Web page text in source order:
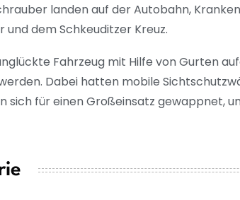
landen auf der Autobahn,
dem Schkeuditzer Kreuz.
Fahrzeug mit Hilfe von Gurten
Dabei hatten mobile
sich für einen Großeinsatz gewappnet,